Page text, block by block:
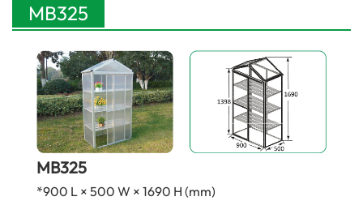
MB325
MB325
*900 L × 500 W × 1690 H (mm)